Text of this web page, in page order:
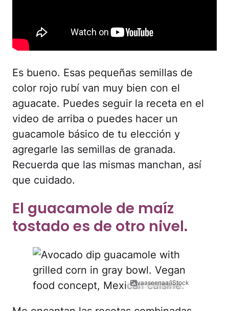
Es bueno. Esas pequeñas semillas de
color rojo rubí van muy bien con el
aguacate. Puedes seguir la receta en el
video de arriba o puedes hacer un
guacamole básico de tu elección y
agregarle las semillas de granada.
Recuerda que las mismas manchan, así
que cuidado.
El guacamole de maíz
tostado es de otro nivel.
vaaseenaa/iStock